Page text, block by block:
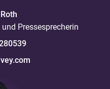
Roth
Pressesprecherin